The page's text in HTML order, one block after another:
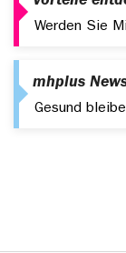
mhplus